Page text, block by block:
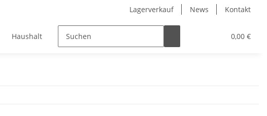
Lagerverkauf News Kontakt
0,00 €
Haushalt Kinder Hersteller